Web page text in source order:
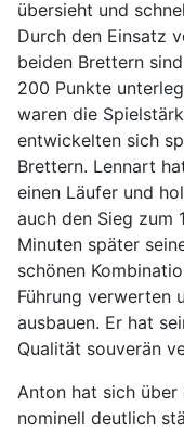
übersieht und
Durch den Einsatz
beiden Brettern
200 Punkte
waren die
entwickelten sich
Brettern. Lennart
einen Läufer und
auch den Sieg zum
Minuten später
schönen
Führung verwerten
ausbauen. Er hat
Qualität souverän
Anton hat sich
nominell deutlich